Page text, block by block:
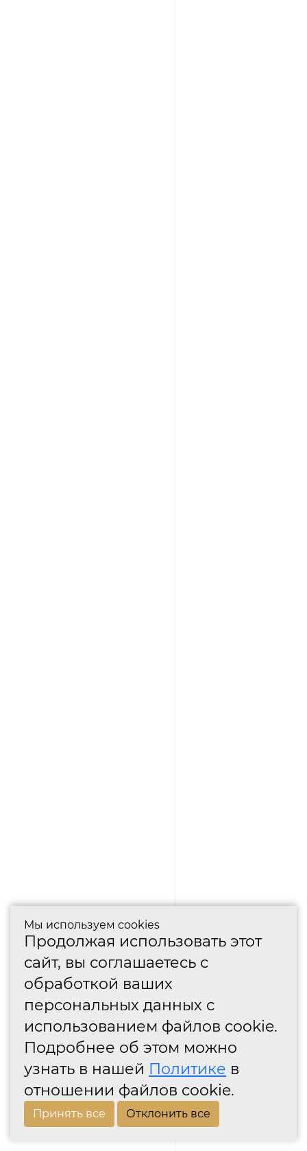
Мы используем cookies
Продолжая использовать этот
сайт, вы соглашаетесь с
обработкой ваших
персональных данных с
использованием файлов cookie.
Подробнее об этом можно
узнать в нашей Политике в
отношении файлов cookie.
Принять все Отклонить все